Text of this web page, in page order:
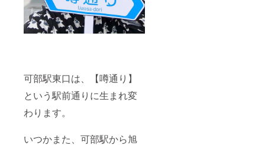
可部駅東口は、【噂通り】
という駅前通りに生まれ変
わります。
いつかまた、可部駅から旭